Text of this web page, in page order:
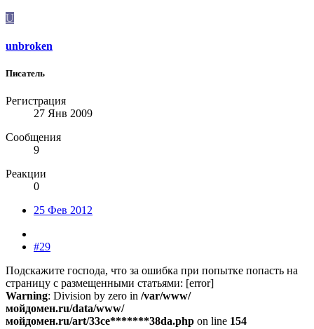
U
unbroken
Писатель
Регистрация
27 Янв 2009
Сообщения
9
Реакции
0
25 Фев 2012
#29
Подскажите господа, что за ошибка при попытке попасть на
страницу с размещенными статьями: [error]
Warning: Division by zero in /var/www/
мойдомен.ru/data/www/
мойдомен.ru/art/33ce*******38da.php on line 154